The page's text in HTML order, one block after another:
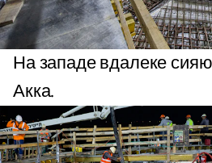
На западе вдалеке
Акка.